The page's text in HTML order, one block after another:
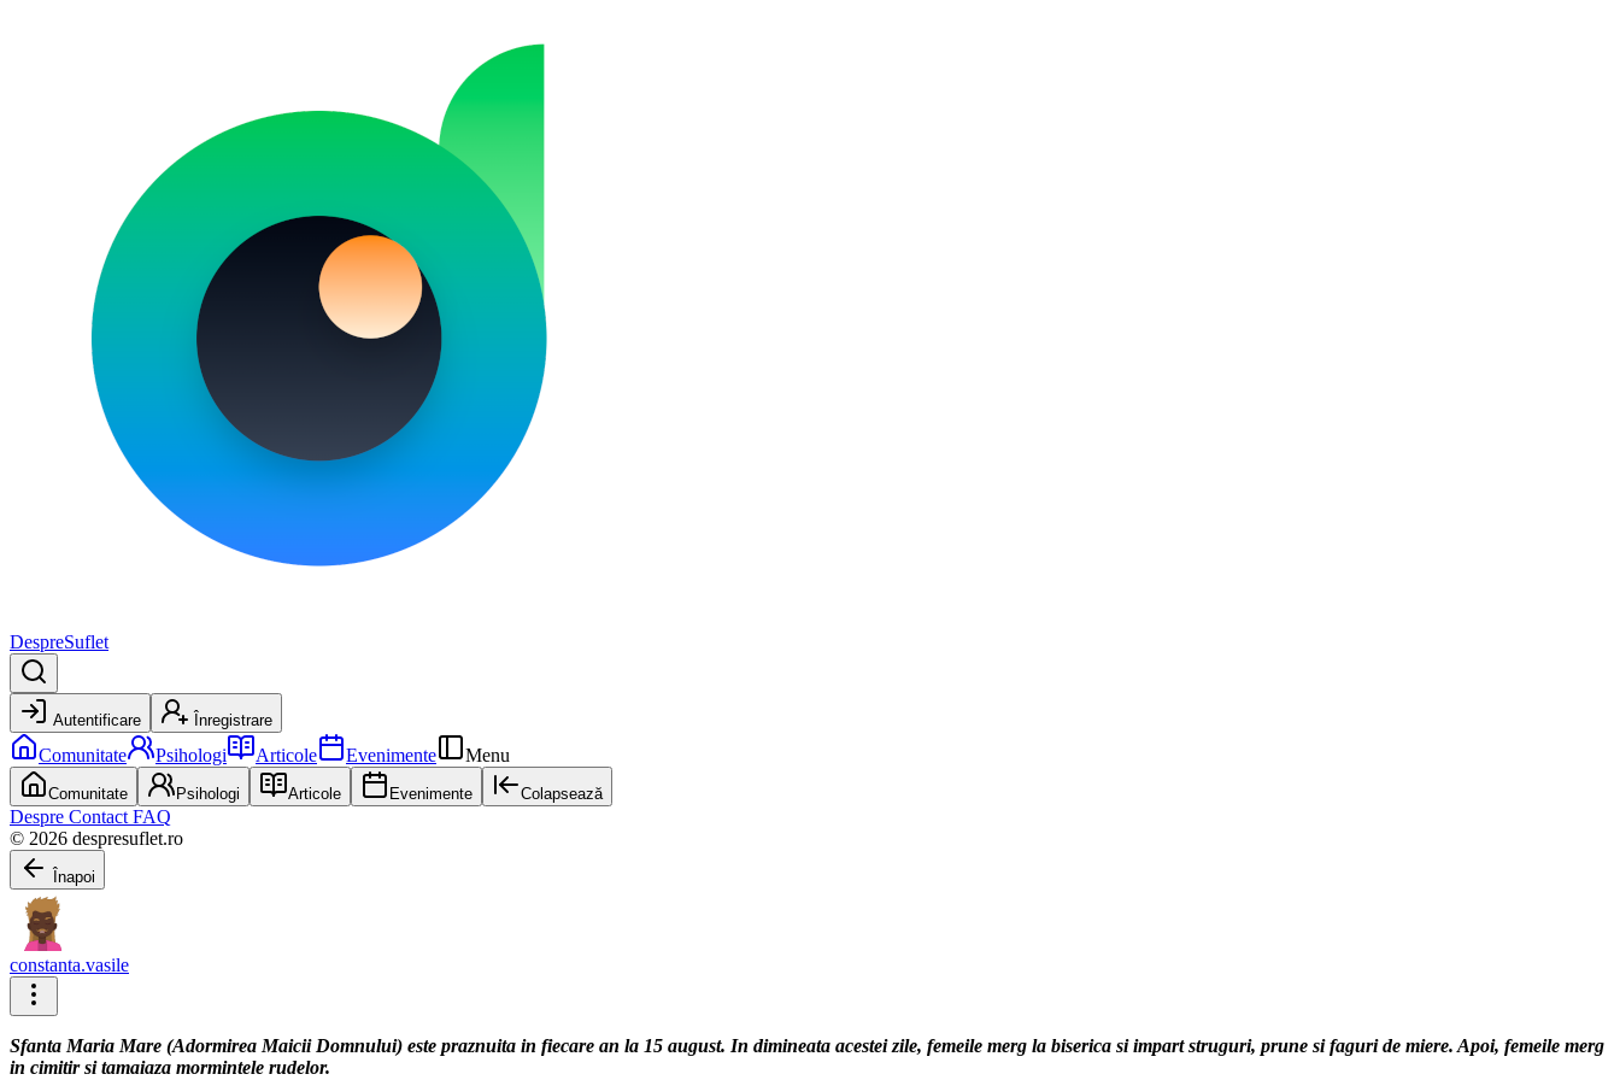
DespreSuflet
Autentificare Înregistrare
Comunitate Psihologi Articole Evenimente Menu
Comunitate Psihologi Articole Evenimente Colapsează
Despre Contact FAQ
© 2026 despresuflet.ro
Înapoi
constanta.vasile
Sfanta Maria Mare (Adormirea Maicii Domnului) este praznuita in fiecare an la 15 august. In dimineata acestei zile, femeile merg la biserica si impart struguri, prune si faguri de miere. Apoi, femeile merg
in cimitir si tamaiaza mormintele rudelor.